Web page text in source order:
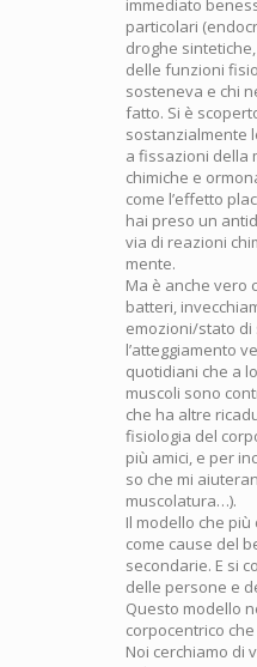
particolari
droghe
delle funzioni
sosteneva e chi
fatto. Si è
sostanzialmente
a fissazioni della
chimiche e
come l’effetto
hai preso un
via di reazioni
mente.
Ma è anche vero
batteri,
emozioni/stato di
l’atteggiamento
quotidiani che a
muscoli sono
che ha altre
fisiologia del
più amici, e per
so che mi
muscolatura…).
Il modello che
come cause del
secondarie. E si
delle persone e
Questo modello
corpocentrico
Noi cerchiamo di